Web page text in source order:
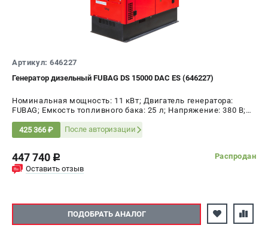
Артикул: 646227
Генератор дизельный FUBAG DS 15000 DAC ES (646227)
Номинальная мощность: 11 кВт; Двигатель генератора:
FUBAG; Емкость топливного бака: 25 л; Напряжение: 380 В;
425 366 ₽
После авторизации
447 740 c
Распродан
Оставить отзыв
ПОДОБРАТЬ АНАЛОГ